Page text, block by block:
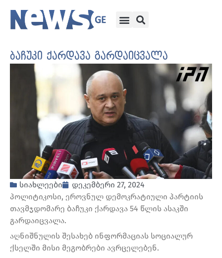
ბაჩუკი ქარდავა გარდაიცვალა
სიახლეები
დეკემბერი 27, 2024
პოლიტიკოსი, ეროვნულ დემოკრატიული პარტიის
თავმჯდომარე ბაჩუკი ქარდავა 54 წლის ასაკში
გარდაიცვალა.
აღნიშნულის შესახებ ინფორმაციას სოციალურ
ქსელში მისი მეგობრები ავრცელებენ.